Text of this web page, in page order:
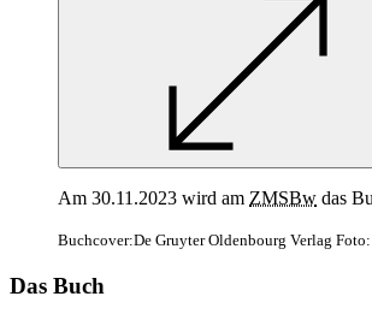
Am 30.11.2023 wird am ZMSBw das
Buchcover:De Gruyter Oldenbourg Verlag
Das Buch